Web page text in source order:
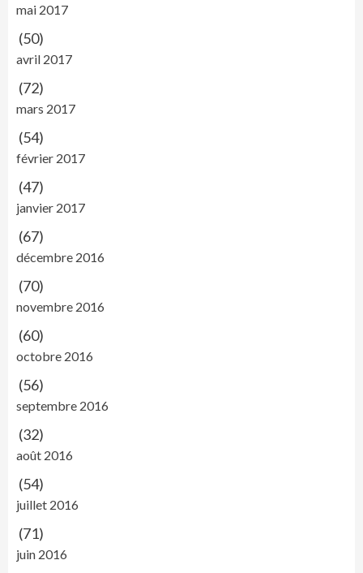
mai 2017
(50)
avril 2017
(72)
mars 2017
(54)
février 2017
(47)
janvier 2017
(67)
décembre 2016
(70)
novembre 2016
(60)
octobre 2016
(56)
septembre 2016
(32)
août 2016
(54)
juillet 2016
(71)
juin 2016